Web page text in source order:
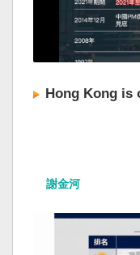
Hong Kong is
謝金河